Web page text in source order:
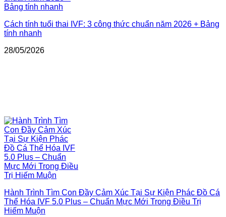
Cách tính tuổi thai IVF: 3 công thức chuẩn năm 2026 + Bảng
tính nhanh
28/05/2026
Hành Trình Tìm Con Đầy Cảm Xúc Tại Sự Kiện Phác Đồ Cá
Thể Hóa IVF 5.0 Plus – Chuẩn Mực Mới Trong Điều Trị
Hiếm Muộn